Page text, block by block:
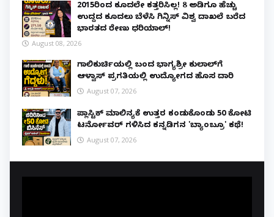
2015ರಿಂದ ಕೂದಲೇ ಕತ್ತರಿಸಿಲ್ಲ! 8 ಅಡಿಗೂ ಹೆಚ್ಚು
ಉದ್ದದ ಕೂದಲು ಬೆಳೆಸಿ ಗಿನ್ನಿಸ್ ವಿಶ್ವ ದಾಖಲೆ ಬರೆದ
ಭಾರತದ ರೇಣು ಧರಿಯಾಲ್!
August 08, 2026
ಗಾಲಿಕುರ್ಚಿಯಲ್ಲಿ ಬಂದ ಭಾಗ್ಯಶ್ರೀ ಕುಲಾಲ್‌ಗೆ
ಆಳ್ವಾಸ್ ಪ್ರಗತಿಯಲ್ಲಿ ಉದ್ಯೋಗದ ಹೊಸ ದಾರಿ
August 07, 2026
ಪ್ಲಾಸ್ಟಿಕ್ ಮಾಲಿನ್ಯಕ್ಕೆ ಉತ್ತರ ಕಂಡುಕೊಂಡು ₹50 ಕೋಟಿ
ಟರ್ನೋವರ್ ಗಳಿಸಿದ ಕನ್ನಡಿಗನ 'ಬ್ಯಾಂಬ್ರೂ' ಕಥೆ!
August 07, 2026